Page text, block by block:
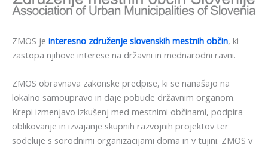
ZMOS je interesno združenje slovenskih mestnih občin, ki
zastopa njihove interese na državni in mednarodni ravni.
ZMOS obravnava zakonske predpise, ki se nanašajo na
lokalno samoupravo in daje pobude državnim organom.
Krepi izmenjavo izkušenj med mestnimi občinami, podpira
oblikovanje in izvajanje skupnih razvojnih projektov ter
sodeluje s sorodnimi organizacijami doma in v tujini. ZMOS v